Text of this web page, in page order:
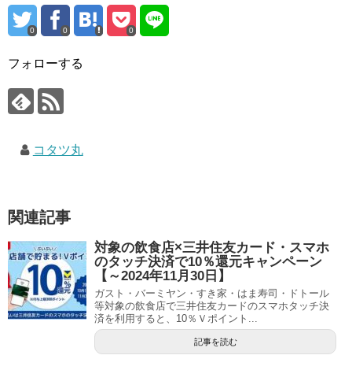
0 0 0
フォローする
コタツ丸
関連記事
対象の飲食店×三井住友カード・スマホ
のタッチ決済で10％還元キャンペーン
【～2024年11月30日】
ガスト・バーミヤン・すき家・はま寿司・ドトール
等対象の飲食店で三井住友カードのスマホタッチ決
済を利用すると、10％Ｖポイント...
記事を読む